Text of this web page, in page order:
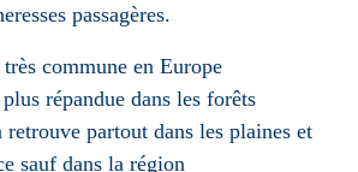
passagères.
très commune en Europe
répandue dans les forêts
retrouve partout dans les plaines et
sauf dans la région